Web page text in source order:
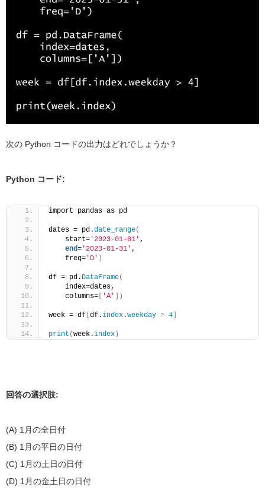
次の Python コードの出力はどれでしょうか？
Python コード:
import pandas as pd
dates = pd.date_range(
    start=
'2023-01-01' ,
end= '2023-01-31' ,
    freq=
'D' )
df = pd. DataFrame(
    index=dates,
    columns=
[ 'A' ])
week = df [df.index.weekday > 4]
print (week.index)
回答の選択肢:
(A) 1月の全日付
(B) 1月の平日の日付
(C) 1月の土日の日付
(D) 1月の金土日の日付